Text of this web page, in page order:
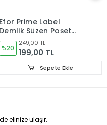
Efor Prime Label
Demlik Süzen Poşet
100'lü
%20
249,00 TL
199,00 TL
Sepete Ekle
elinize ulaşır.